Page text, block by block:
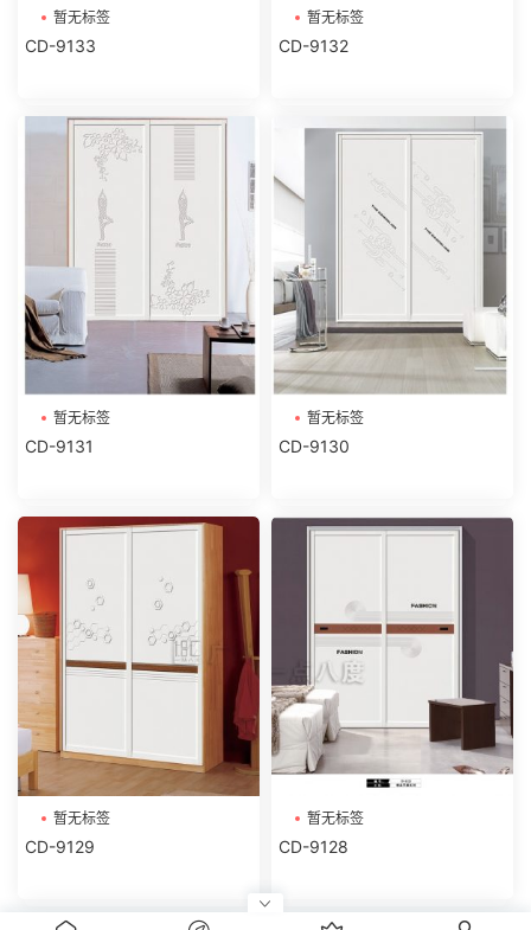
暂无标签
CD-9133
暂无标签
CD-9132
暂无标签
CD-9131
暂无标签
CD-9130
暂无标签
CD-9129
暂无标签
CD-9128